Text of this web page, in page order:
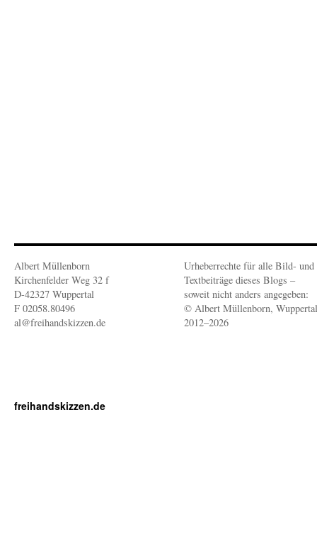
Albert Müllenborn
Kirchenfelder Weg 32 f
D-42327 Wuppertal
F 02058.80496
al@freihandskizzen.de
Urheberrechte für alle Bild- und
Textbeiträge dieses Blogs –
soweit nicht anders angegeben:
© Albert Müllenborn, Wuppertal
2012–2026
freihandskizzen.de